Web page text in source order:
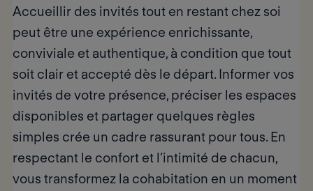
Accueillir des invités tout en restant chez soi
peut être une expérience enrichissante,
conviviale et authentique, à condition que tout
soit clair et accepté dès le départ. Informer vos
invités de votre présence, préciser les espaces
disponibles et partager quelques règles
simples crée un cadre rassurant pour tous. En
respectant le confort et l’intimité de chacun,
vous transformez la cohabitation en un moment